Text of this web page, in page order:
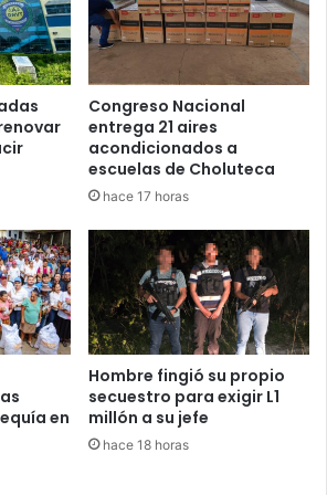
HN (@extradigitalhn)June 8,
entre todos
hizo un llamado al diálogo
involucrados en el conflicto
y las aplicaciones digitales.
que está dispuesto a apoyar
a construir consensos y
para la población.
a todos los sectores y llegar a
Congreso Nacional
entrega 21 aires
acondicionados a
escuelas de Choluteca
hace 17 horas
en
Hombre fingió su propio
secuestro para exigir L1
millón a su jefe
hace 18 horas